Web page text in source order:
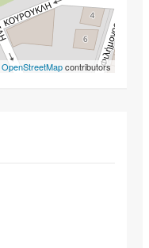
OpenStreetMapcontributors